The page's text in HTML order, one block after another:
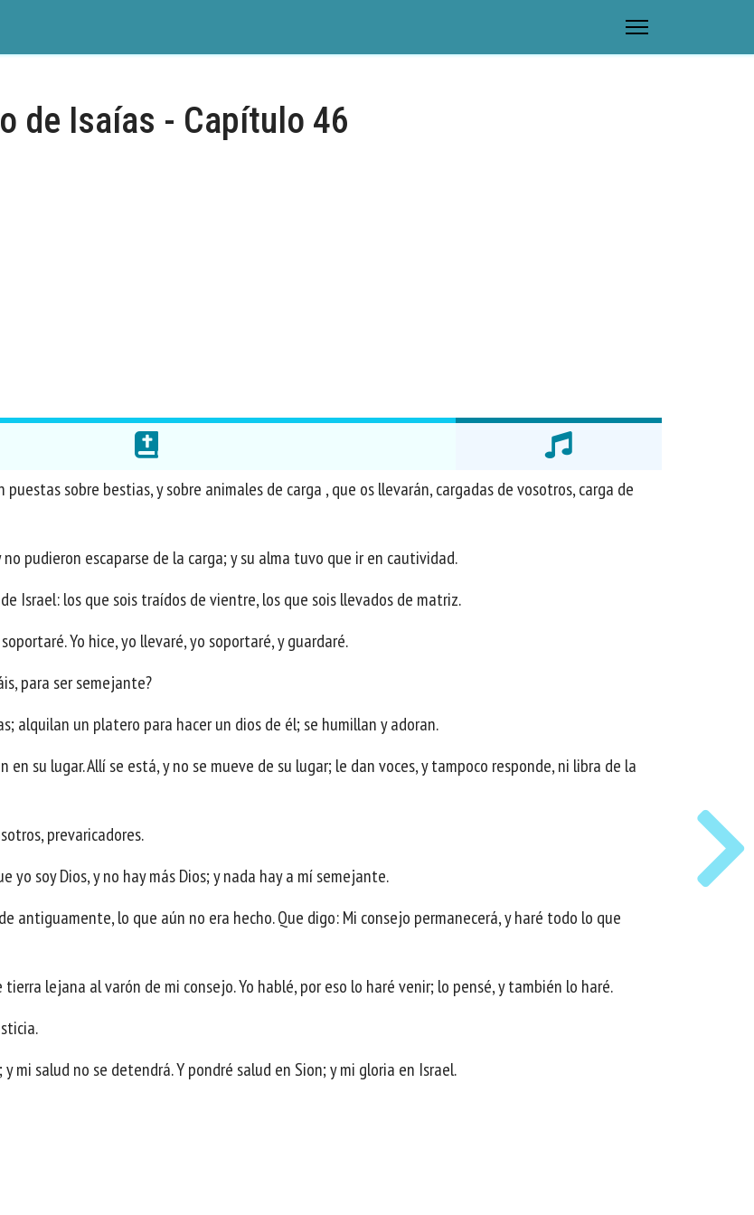
de Isaías - Capítulo 46
sobre bestias, y sobre animales de carga , que os llevarán, cargadas de vosotros, carga de
pudieron escaparse de la carga; y su alma tuvo que ir en cautividad.
Israel: los que sois traídos de vientre, los que sois llevados de matriz.
Yo hice, yo llevaré, yo soportaré, y guardaré.
para ser semejante?
alquilan un platero para hacer un dios de él; se humillan y adoran.
su lugar. Allí se está, y no se mueve de su lugar; le dan voces, y tampoco responde, ni libra de la
prevaricadores.
yo soy Dios, y no hay más Dios; y nada hay a mí semejante.
antiguamente, lo que aún no era hecho. Que digo: Mi consejo permanecerá, y haré todo lo que
lejana al varón de mi consejo. Yo hablé, por eso lo haré venir; lo pensé, y también lo haré.
mi salud no se detendrá. Y pondré salud en Sion; y mi gloria en Israel.